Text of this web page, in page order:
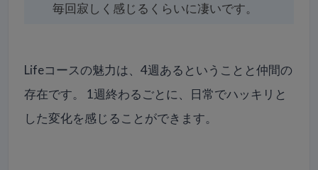
毎回寂しく感じるくらいに凄いです。
Lifeコースの魅力は、4週あるということと仲間の
存在です。 1週終わるごとに、日常でハッキリと
した変化を感じることができます。